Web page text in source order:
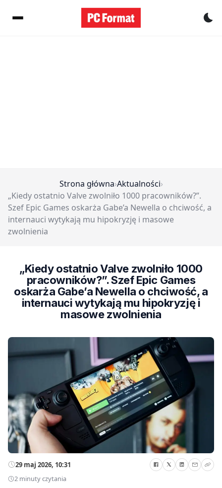
Strona główna›Aktualności›
„Kiedy ostatnio Valve zwolniło 1000 pracowników?”.
Szef Epic Games oskarża Gabe’a Newella o chciwość, a
internauci wytykają mu hipokryzję i masowe
zwolnienia
„Kiedy ostatnio Valve zwolniło 1000
pracowników?”. Szef Epic Games
oskarża Gabe’a Newella o chciwość, a
internauci wytykają mu hipokryzję i
masowe zwolnienia
29 maj 2026, 10:31
2 minuty czytania